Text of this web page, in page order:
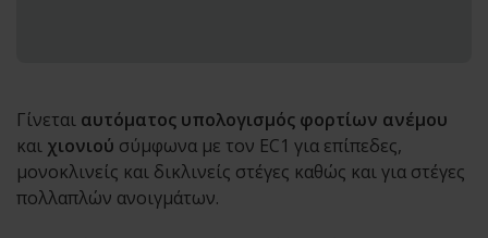
Γίνεται αυτόματος υπολογισμός φορτίων ανέμου
και χιονιού σύμφωνα με τον EC1 για επίπεδες,
μονοκλινείς και δικλινείς στέγες καθώς και για στέγες
πολλαπλών ανοιγμάτων.